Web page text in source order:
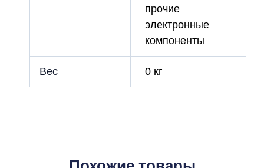
прочие
электронные
компоненты
Вес 0 кг